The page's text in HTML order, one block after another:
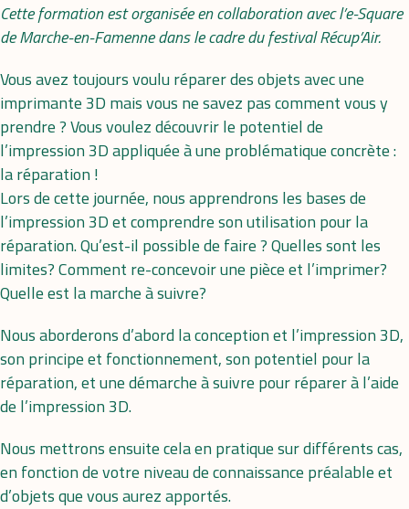
Cette formation est organisée en collaboration avec l’e-Square
de Marche-en-Famenne dans le cadre du festival Récup’Air.
Vous avez toujours voulu réparer des objets avec une
imprimante 3D mais vous ne savez pas comment vous y
prendre ? Vous voulez découvrir le potentiel de
l’impression 3D appliquée à une problématique concrète :
la réparation !
Lors de cette journée, nous apprendrons les bases de
l’impression 3D et comprendre son utilisation pour la
réparation. Qu’est-il possible de faire ? Quelles sont les
limites? Comment re-concevoir une pièce et l’imprimer?
Quelle est la marche à suivre?
Nous aborderons d’abord la conception et l’impression 3D,
son principe et fonctionnement, son potentiel pour la
réparation, et une démarche à suivre pour réparer à l’aide
de l’impression 3D.
Nous mettrons ensuite cela en pratique sur différents cas,
en fonction de votre niveau de connaissance préalable et
d’objets que vous aurez apportés.